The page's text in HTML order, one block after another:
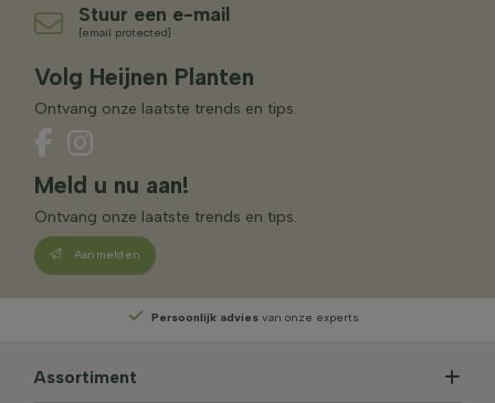
Stuur een e-mail
[email protected]
Volg Heijnen Planten
Ontvang onze laatste trends en tips.
Meld u nu aan!
Ontvang onze laatste trends en tips.
Aanmelden
Persoonlijk advies van onze experts
Assortiment